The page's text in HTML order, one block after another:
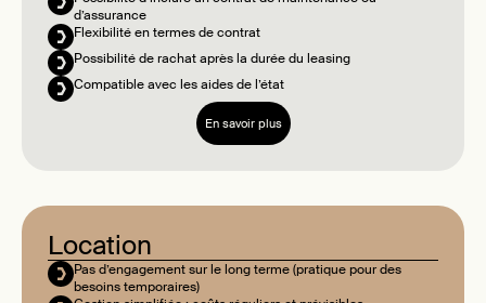
d’assurance
Flexibilité en termes de contrat
Possibilité de rachat après la durée du leasing
Compatible avec les aides de l’état
En savoir plus
Location
Pas d’engagement sur le long terme (pratique pour des
besoins temporaires)